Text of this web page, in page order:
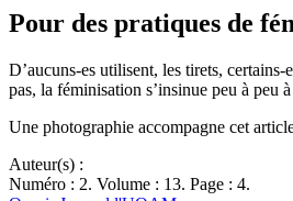
Pour des pratiques de
D’aucuns-es utilisent, les tirets,
pas, la féminisation s’insinue peu à peu
Une photographie accompagne cet
Auteur(s) :
Numéro : 2. Volume : 13. Page : 4.